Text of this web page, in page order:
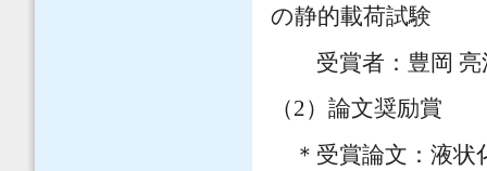
の静的載荷試験
受賞者：豊岡 亮
（2）論文奨励賞
＊受賞論文：液状